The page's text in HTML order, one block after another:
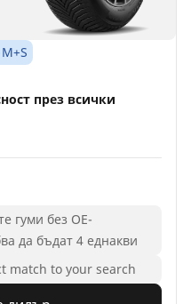
M+S
през всички
гуми без ОЕ-
да бъдат 4 еднакви
match to your search